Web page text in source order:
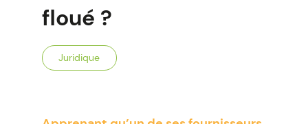
floué ?
Juridique